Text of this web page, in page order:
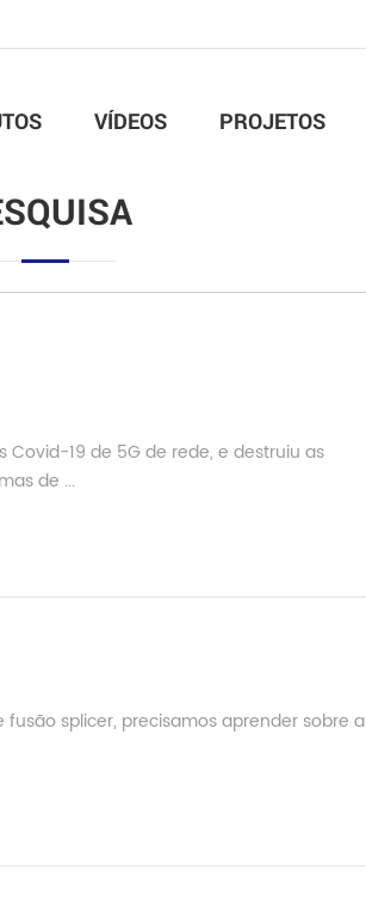
VÍDEOS PROJETOS
19 de 5G de rede, e destruiu as
de ...
splicer, precisamos aprender sobre a